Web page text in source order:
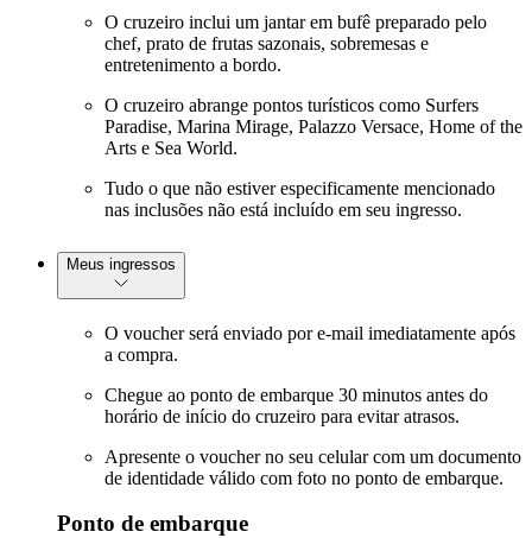
O cruzeiro inclui um jantar em bufê preparado pelo
chef, prato de frutas sazonais, sobremesas e
entretenimento a bordo.
O cruzeiro abrange pontos turísticos como Surfers
Paradise, Marina Mirage, Palazzo Versace, Home of the
Arts e Sea World.
Tudo o que não estiver especificamente mencionado
nas inclusões não está incluído em seu ingresso.
Meus ingressos
O voucher será enviado por e-mail imediatamente após
a compra.
Chegue ao ponto de embarque 30 minutos antes do
horário de início do cruzeiro para evitar atrasos.
Apresente o voucher no seu celular com um documento
de identidade válido com foto no ponto de embarque.
Ponto de embarque